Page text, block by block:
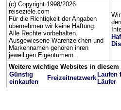
(c) Copyright 1998/2026
reiseziele.com
Für die Richtigkeit der Angaben
übernehmen wir keine Haftung.
Alle Rechte vorbehalten.
Ausgewiesene Warenzeichen und
Markennamen gehören ihren
jeweiligen Eigentümern.
Weitere wichtige Websites in diesem
Günstig
einkaufen
Freizeitnetzwerk Laufen
Läufer